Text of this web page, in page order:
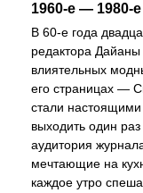
1960-е — 1980-е
В 60-е года
редактора
влиятельных
его страницах —
стали
выходить один
аудитория
мечтающие на
каждое утро